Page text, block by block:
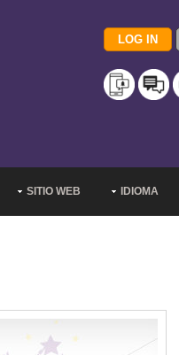
SITIO WEB IDIOMA